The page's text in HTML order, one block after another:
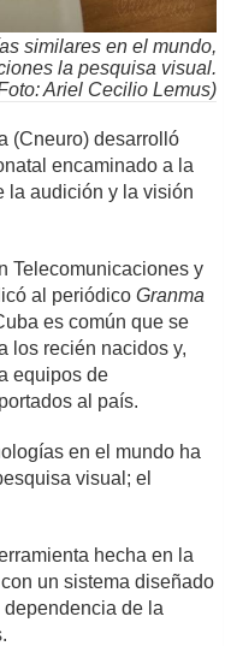
similares en el mundo,
la pesquisa visual.
Ariel Cecilio Lemus)
(Cneuro) desarrolló
encaminado a la
la audición y la visión
Telecomunicaciones y
al periódicoGranma
es común que se
los recién nacidos y,
equipos de
al país.
en el mundo ha
visual; el
hecha en la
un sistema diseñado
de la